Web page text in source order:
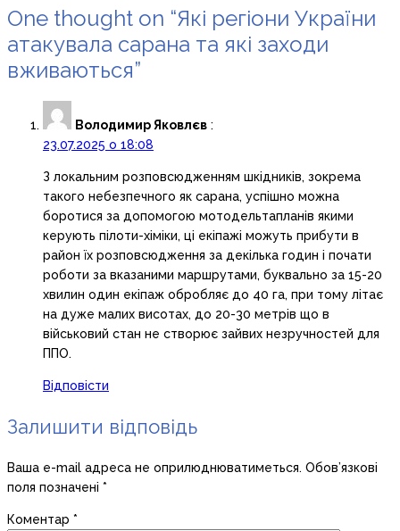
One thought on “Які регіони України
атакувала сарана та які заходи
вживаються”
Володимир Яковлєв :
23.07.2025 о 18:08
З локальним розповсюдженням шкідників, зокрема
такого небезпечного як сарана, успішно можна
боротися за допомогою мотодельтапланів якими
керують пілоти-хіміки, ці екіпажі можуть прибути в
район їх розповсюдження за декілька годин і почати
роботи за вказаними маршрутами, буквально за 15-20
хвилин один екіпаж обробляє до 40 га, при тому літає
на дуже малих висотах, до 20-30 метрів що в
військовий стан не створює зайвих незручностей для
ППО.
Відповісти
Залишити відповідь
Ваша e-mail адреса не оприлюднюватиметься. Обов’язкові
поля позначені *
Коментар *